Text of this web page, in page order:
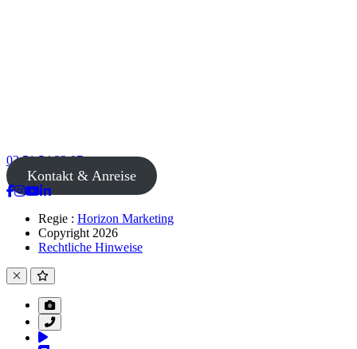
02 51 54 33 87
Kontakt & Anreise
Regie : Horizon Marketing
Copyright 2026
Rechtliche Hinweise